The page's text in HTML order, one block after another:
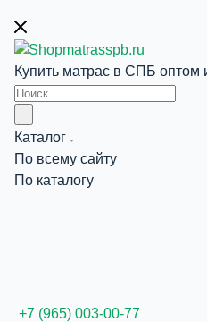
Купить матрас в СПБ оптом
Каталог
По всему сайту
По каталогу
+7 (965) 003-00-77